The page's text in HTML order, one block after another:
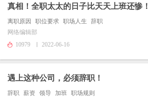
真相！全职太太的日子比天天上班还惨！
离职原因 职位要求 职场人生
辞职
网络编辑部
10979
2022-06-16
遇上这种公司，必须辞职！
辞职 薪资 领导 加班 职场规则